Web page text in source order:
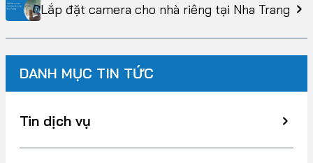
Lắp đặt camera cho nhà riêng tại Nha Trang
DANH MỤC TIN TỨC
Tin dịch vụ